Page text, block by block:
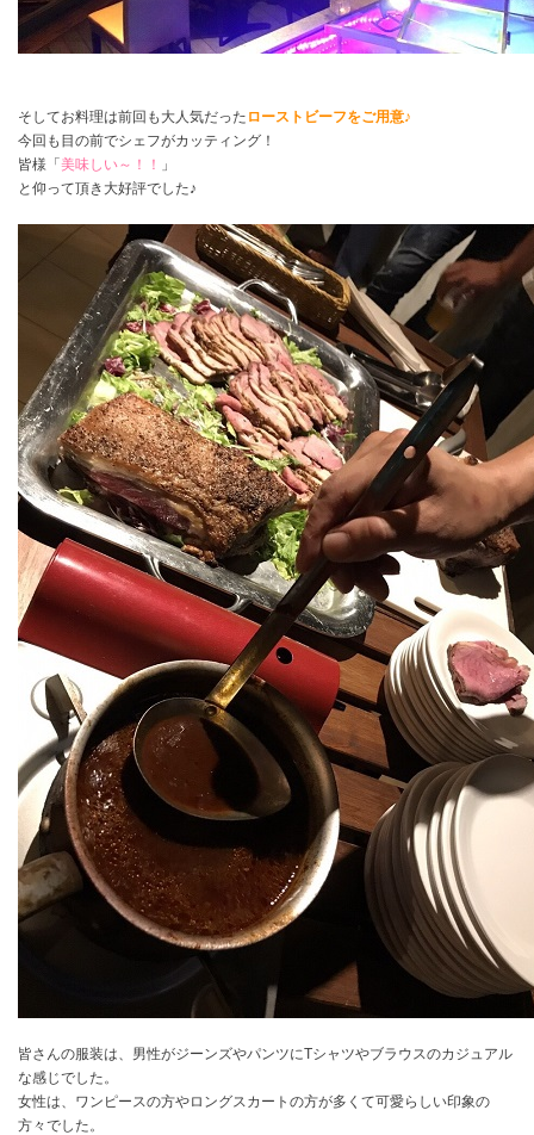
そしてお料理は前回も大人気だった ローストビーフをご用意♪
今回も目の前でシェフがカッティング！
皆様「 美味しい～！！
」
と仰って頂き大好評でした♪
皆さんの服装は、男性がジーンズやパンツにTシャツやブラウスのカジュアル
な感じでした。
女性は、ワンピースの方やロングスカートの方が多くて可愛らしい印象の
方々でした。